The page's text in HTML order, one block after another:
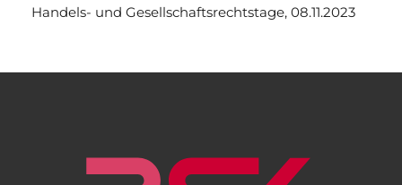
Handels- und Gesellschaftsrechtstage, 08.11.2023